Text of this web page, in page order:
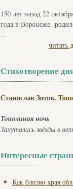
150 лет назад 22
года в Воронеже
...
читать
Стихотворение
Станислав Зотов.
Тополиная ночь
Запутались звёзды в
Интересные
Как близко края